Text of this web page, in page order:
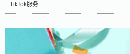
TikTok服务